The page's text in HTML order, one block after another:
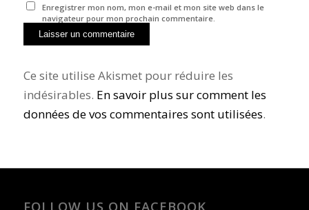
Enregistrer mon nom, mon e-mail et mon site web dans le
navigateur pour mon prochain commentaire.
Ce site utilise Akismet pour réduire les
indésirables. En savoir plus sur comment les
données de vos commentaires sont utilisées.
FOLLOW US ON FACEBOOK